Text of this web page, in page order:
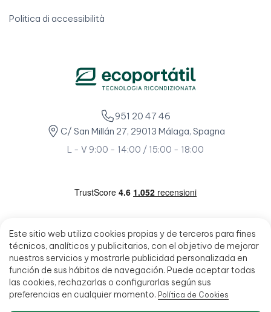
Este sitio web utiliza cookies propias y de terceros para fines
técnicos, analíticos y publicitarios, con el objetivo de mejorar
nuestros servicios y mostrarle publicidad personalizada en
función de sus hábitos de navegación. Puede aceptar todas
las cookies, rechazarlas o configurarlas según sus
preferencias en cualquier momento. Política de Cookies
Politica di accessibilità
951 20 47 46
C/ San Millán 27, 29013 Málaga, Spagna
L - V 9:00 - 14:00 / 15:00 - 18:00